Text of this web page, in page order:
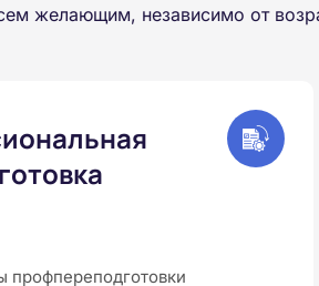
желающим, независимо от
профпереподготовки